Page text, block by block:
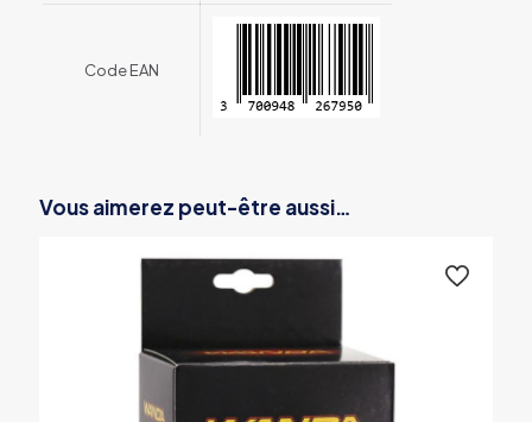
Code EAN
Vous aimerez peut-être aussi…